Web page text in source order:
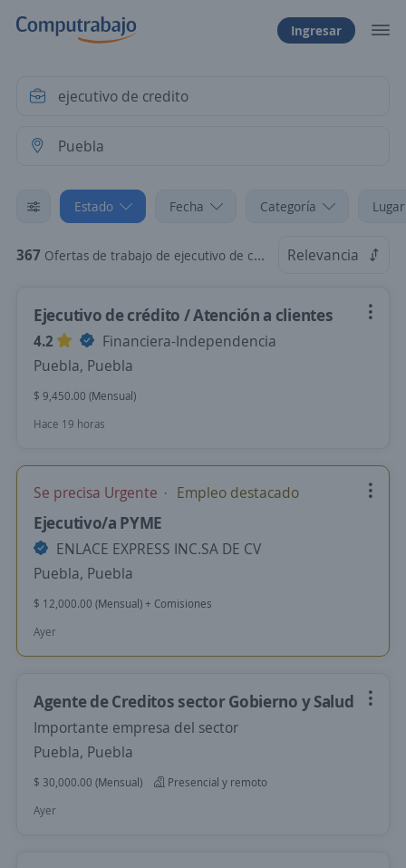
Ingresar
Estado Fecha Categoría
367 Ofertas de trabajo de ejecutivo de credito en Puebla Relevancia
Ejecutivo de crédito / Atención a clientes
4.2
Financiera-Independencia
Puebla, Puebla
$ 9,450.00 (Mensual)
Hace 19 horas
Se precisa Urgente Empleo destacado
Ejecutivo/a PYME
ENLACE EXPRESS INC.SA DE CV
Puebla, Puebla
$ 12,000.00 (Mensual) + Comisiones
Ayer
Agente de Creditos sector Gobierno y Salud
Importante empresa del sector
Puebla, Puebla
$ 30,000.00 (Mensual)
Presencial y remoto
Ayer